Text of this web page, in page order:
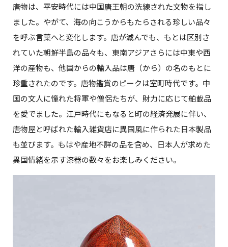
唐物は、平安時代には中国唐王朝の洗練された文物を指し
ました。やがて、海の向こうからもたらされる珍しい品々
を呼ぶ言葉へと変化します。唐が滅んでも、もとは区別さ
れていた朝鮮半島の品々も、東南アジアさらには中東や西
洋の産物も、他国からの輸入品は唐（から）の名のもとに
珍重されたのです。唐物鑑賞のピークは室町時代です。中
国の文人に憧れた将軍や僧侶たちが、財力に応じて舶載品
を愛でました。江戸時代にもなると町の経済発展に伴い、
唐物屋と呼ばれた輸入雑貨店に異国風に作られた日本製品
も並びます。もはや産地不詳の品を含め、日本人が求めた
異国情緒を示す漆器の数々をお楽しみください。